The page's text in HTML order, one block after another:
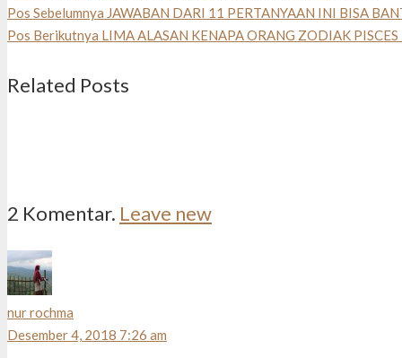
Pos Sebelumnya JAWABAN DARI 11 PERTANYAAN INI BISA
Pos Berikutnya LIMA ALASAN KENAPA ORANG ZODIAK
Related Posts
2 Komentar. Leave new
nur rochma
Desember 4, 2018 7:26 am